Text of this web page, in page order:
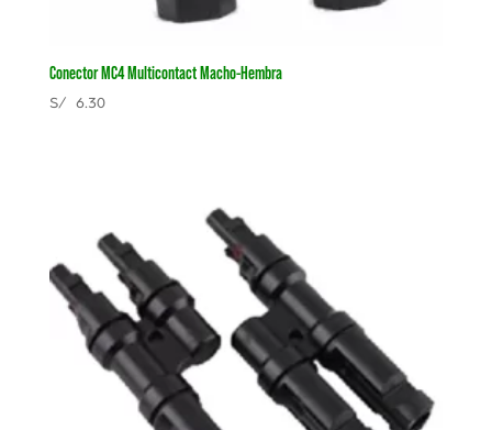
Conector MC4 Multicontact Macho-Hembra
S/6.30